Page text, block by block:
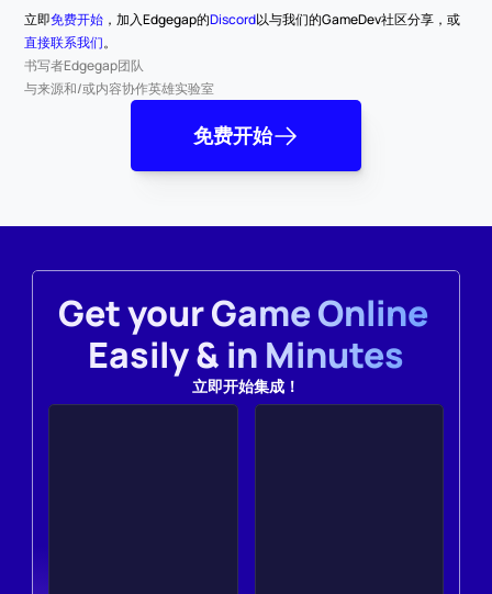
立即免费开始 ，加入Edgegap的Discord以与我们的GameDev社区分享，或
直接联系我们。
书写者Edgegap团队
与来源和/或内容协作英雄实验室
免费开始
Get your Game Online
Easily & in Minutes
立即开始集成！